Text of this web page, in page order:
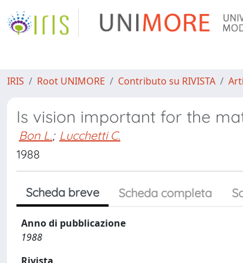
IRIS Root UNIMORE Contributo su RIVISTA
Is vision important for the
Bon L.; Lucchetti C.
1988
Scheda breve Scheda completa
Anno di pubblicazione
1988